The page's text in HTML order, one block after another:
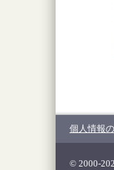
個人情報
© 2000-